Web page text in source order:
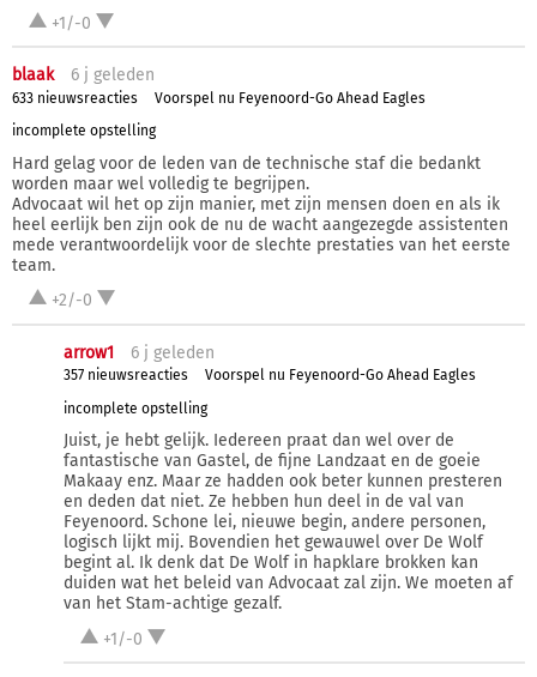
+1/-0
blaak 6 j geleden
633 nieuwsreacties
Voorspel nu Feyenoord-Go Ahead Eagles
incomplete opstelling
Hard gelag voor de leden van de technische staf die bedankt
worden maar wel volledig te begrijpen.
Advocaat wil het op zijn manier, met zijn mensen doen en als ik
heel eerlijk ben zijn ook de nu de wacht aangezegde assistenten
mede verantwoordelijk voor de slechte prestaties van het eerste
team.
+2/-0
arrow1 6 j geleden
357 nieuwsreacties
Voorspel nu Feyenoord-Go Ahead Eagles
incomplete opstelling
Juist, je hebt gelijk. Iedereen praat dan wel over de
fantastische van Gastel, de fijne Landzaat en de goeie
Makaay enz. Maar ze hadden ook beter kunnen presteren
en deden dat niet. Ze hebben hun deel in de val van
Feyenoord. Schone lei, nieuwe begin, andere personen,
logisch lijkt mij. Bovendien het gewauwel over De Wolf
begint al. Ik denk dat De Wolf in hapklare brokken kan
duiden wat het beleid van Advocaat zal zijn. We moeten af
van het Stam-achtige gezalf.
+1/-0